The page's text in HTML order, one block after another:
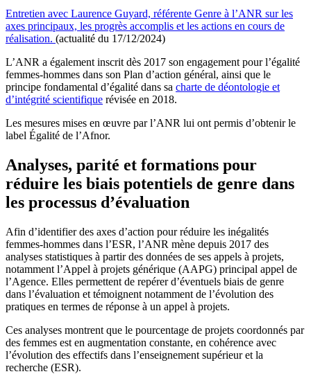
Entretien avec Laurence Guyard, référente Genre à l’ANR sur les
axes principaux, les progrès accomplis et les actions en cours de
réalisation. (actualité du 17/12/2024)
L’ANR a également inscrit dès 2017 son engagement pour l’égalité
femmes-hommes dans son Plan d’action général, ainsi que le
principe fondamental d’égalité dans sa charte de déontologie et
d’intégrité scientifique révisée en 2018.
Les mesures mises en œuvre par l’ANR lui ont permis d’obtenir le
label Égalité de l’Afnor.
Analyses, parité et formations pour
réduire les biais potentiels de genre dans
les processus d’évaluation
Afin d’identifier des axes d’action pour réduire les inégalités
femmes-hommes dans l’ESR, l’ANR mène depuis 2017 des
analyses statistiques à partir des données de ses appels à projets,
notamment l’Appel à projets générique (AAPG) principal appel de
l’Agence. Elles permettent de repérer d’éventuels biais de genre
dans l’évaluation et témoignent notamment de l’évolution des
pratiques en termes de réponse à un appel à projets.
Ces analyses montrent que le pourcentage de projets coordonnés par
des femmes est en augmentation constante, en cohérence avec
l’évolution des effectifs dans l’enseignement supérieur et la
recherche (ESR).